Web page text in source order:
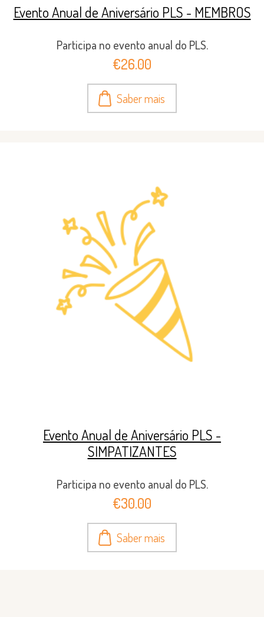
Evento Anual de Aniversário PLS - MEMBROS
Participa no evento anual do PLS.
€26.00
Saber mais
Evento Anual de Aniversário PLS -
SIMPATIZANTES
Participa no evento anual do PLS.
€30.00
Saber mais